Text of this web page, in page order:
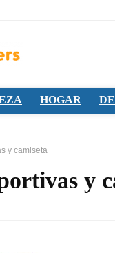
HOGAR
y camiseta
y